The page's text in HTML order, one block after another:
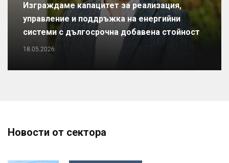
Изграждаме капацитет за реализация,
управление и поддръжка на енергийни
системи с дългосрочна добавена стойност
18.05.2026
Новости от сектора